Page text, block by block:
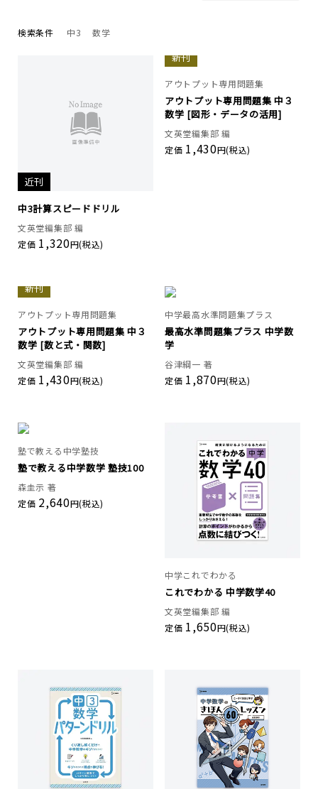
検索条件 中3 数学
近刊
中3計算スピードドリル
文英堂編集部 編
定価 1,320円(税込)
新刊
アウトプット専用問題集
アウトプット専用問題集 中３
数学 [図形・データの活用]
文英堂編集部 編
定価 1,430円(税込)
新刊
アウトプット専用問題集
アウトプット専用問題集 中３
数学 [数と式・関数]
文英堂編集部 編
定価 1,430円(税込)
中学最高水準問題集プラス
最高水準問題集プラス 中学数
学
谷津綱一 著
定価 1,870円(税込)
塾で教える中学塾技
塾で教える中学数学 塾技100
森圭示 著
定価 2,640円(税込)
中学これでわかる
これでわかる 中学数学40
文英堂編集部 編
定価 1,650円(税込)